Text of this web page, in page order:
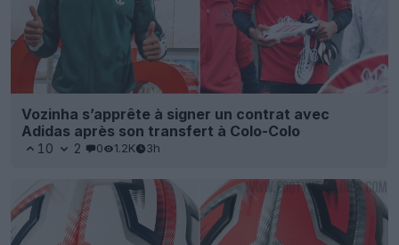
Vozinha s’apprête à signer un contrat avec
Adidas après son transfert à Colo-Colo
10 2 0 1.2K 3h